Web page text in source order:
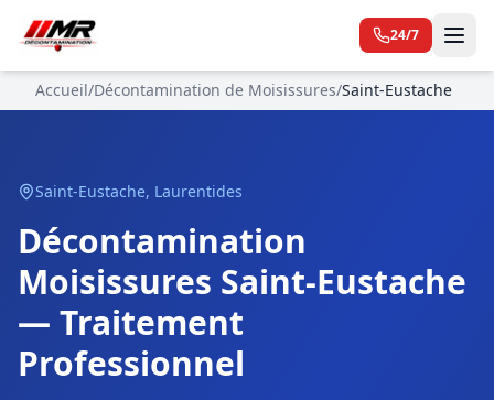
24/7
Accueil/Décontamination de Moisissures/Saint-Eustache
Saint-Eustache, Laurentides
Décontamination
Moisissures Saint-Eustache
— Traitement
Professionnel